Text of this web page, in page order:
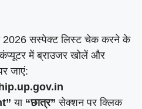
2026 सस्पेक्ट लिस्ट चेक करने के
कंप्यूटर में ब्राउजर खोलें और
जाएं:
या “छात्र” सेक्शन पर क्लिक